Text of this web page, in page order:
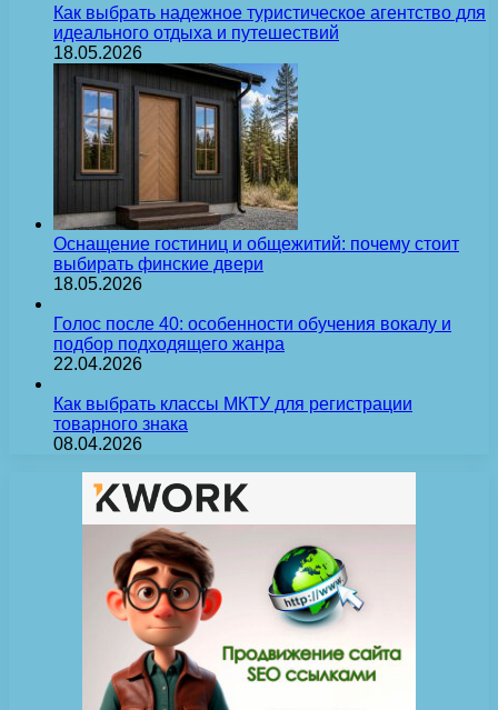
Как выбрать надежное туристическое агентство для
идеального отдыха и путешествий
18.05.2026
Оснащение гостиниц и общежитий: почему стоит
выбирать финские двери
18.05.2026
Голос после 40: особенности обучения вокалу и
подбор подходящего жанра
22.04.2026
Как выбрать классы МКТУ для регистрации
товарного знака
08.04.2026